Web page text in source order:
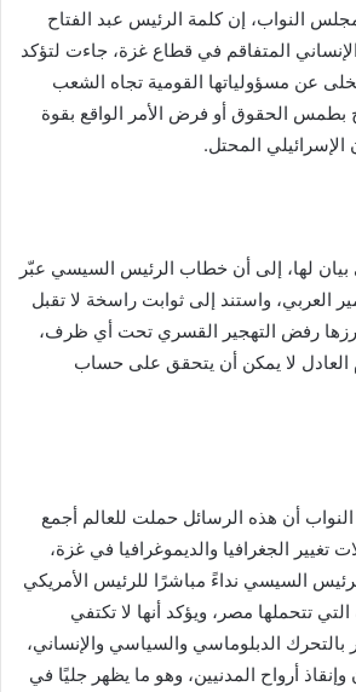
النواب، إن كلمة الرئيس عبد الفتاح
المتفاقم في قطاع غزة، جاءت لتؤكد
عن مسؤولياتها القومية تجاه الشعب
الحقوق أو فرض الأمر الواقع بقوة
المحتل.
لها، إلى أن خطاب الرئيس السيسي عبّر
واستند إلى ثوابت راسخة لا تقبل
أبرزها رفض التهجير القسري تحت أي ظرف،
العادل لا يمكن أن يتحقق على حساب
أن هذه الرسائل حملت للعالم أجمع
تغيير الجغرافيا والديموغرافيا في غزة،
السيسي نداءً مباشرًا للرئيس الأمريكي
تتحملها مصر، ويؤكد أنها لا تكتفي
بالتحرك الدبلوماسي والسياسي والإنساني،
أرواح المدنيين، وهو ما يظهر جليًا في